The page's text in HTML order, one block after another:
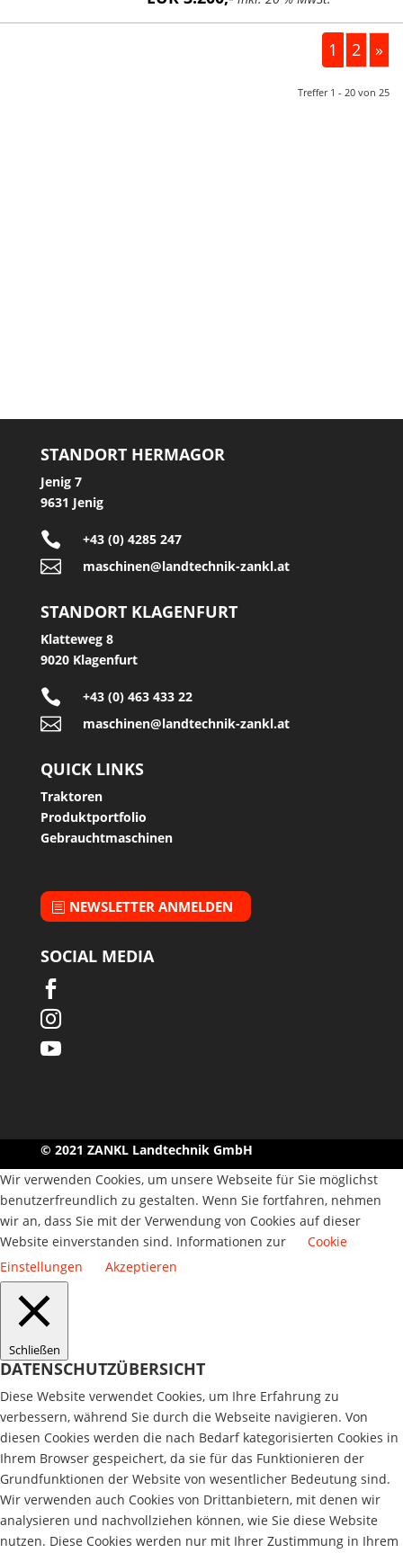
1 2 »
Treffer 1 - 20 von 25
STANDORT HERMAGOR
Jenig 7
9631 Jenig
 +43 (0) 4285 247
 maschinen@landtechnik-zankl.at
STANDORT KLAGENFURT
Klatteweg 8
9020 Klagenfurt
 +43 (0) 463 433 22
 maschinen@landtechnik-zankl.at
QUICK LINKS
Traktoren
Produktportfolio
Gebrauchtmaschinen
NEWSLETTER ANMELDEN
SOCIAL MEDIA



© 2021 ZANKL Landtechnik GmbH
Wir verwenden Cookies, um unsere Webseite für Sie möglichst
benutzerfreundlich zu gestalten. Wenn Sie fortfahren, nehmen
wir an, dass Sie mit der Verwendung von Cookies auf dieser
Website einverstanden sind. Informationen zur
Cookie
Einstellungen
Akzeptieren
Schließen
DATENSCHUTZÜBERSICHT
Diese Website verwendet Cookies, um Ihre Erfahrung zu
verbessern, während Sie durch die Webseite navigieren. Von
diesen Cookies werden die nach Bedarf kategorisierten Cookies in
Ihrem Browser gespeichert, da sie für das Funktionieren der
Grundfunktionen der Website von wesentlicher Bedeutung sind.
Wir verwenden auch Cookies von Drittanbietern, mit denen wir
analysieren und nachvollziehen können, wie Sie diese Website
nutzen. Diese Cookies werden nur mit Ihrer Zustimmung in Ihrem